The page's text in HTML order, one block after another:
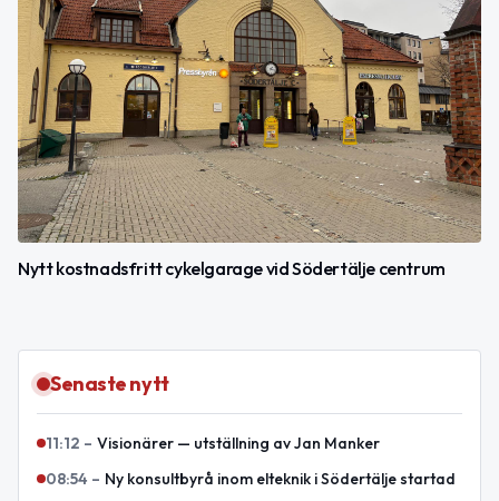
Nytt kostnadsfritt cykelgarage vid Södertälje centrum
Senaste nytt
11:12 – Visionärer — utställning av Jan Manker
08:54 – Ny konsultbyrå inom elteknik i Södertälje startad